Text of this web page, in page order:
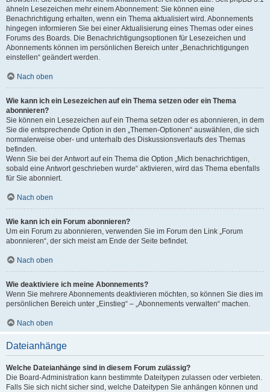
ähneln Lesezeichen mehr einem Abonnement: Sie können eine
Benachrichtigung erhalten, wenn ein Thema aktualisiert wird. Abonnements
hingegen informieren Sie bei einer Aktualisierung eines Themas oder eines
Forums des Boards. Die Benachrichtigungsoptionen für Lesezeichen und
Abonnements können im persönlichen Bereich unter „Benachrichtigungen
einstellen“ geändert werden.
Nach oben
Wie kann ich ein Lesezeichen auf ein Thema setzen oder ein Thema
abonnieren?
Sie können ein Lesezeichen auf ein Thema setzen oder es abonnieren, in dem
Sie die entsprechende Option in den „Themen-Optionen“ auswählen, die sich
normalerweise ober- und unterhalb des Diskussionsverlaufs des Themas
befinden.
Wenn Sie bei der Antwort auf ein Thema die Option „Mich benachrichtigen,
sobald eine Antwort geschrieben wurde“ aktivieren, wird das Thema ebenfalls
für Sie abonniert.
Nach oben
Wie kann ich ein Forum abonnieren?
Um ein Forum zu abonnieren, verwenden Sie im Forum den Link „Forum
abonnieren“, der sich meist am Ende der Seite befindet.
Nach oben
Wie deaktiviere ich meine Abonnements?
Wenn Sie mehrere Abonnements deaktivieren möchten, so können Sie dies im
persönlichen Bereich unter „Einstieg“ – „Abonnements verwalten“ machen.
Nach oben
Dateianhänge
Welche Dateianhänge sind in diesem Forum zulässig?
Die Board-Administration kann bestimmte Dateitypen zulassen oder verbieten.
Falls Sie sich nicht sicher sind, welche Dateitypen Sie anhängen können und